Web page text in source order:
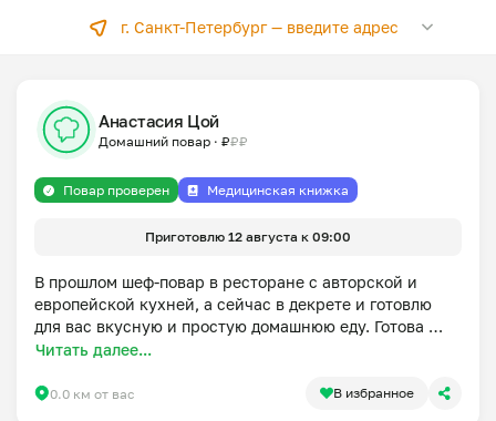
г. Санкт-Петербург —введите адрес
Анастасия Цой
Домашний повар · ₽₽₽
Повар проверен Медицинская книжка
Приготовлю 12 августа к 09:00
В прошлом шеф-повар в ресторане с авторской и
европейской кухней, а сейчас в декрете и готовлю
для вас вкусную и простую домашнюю еду. Готова
учесть Ваши пожелания: изменить ингридиенты,
полезным и менее калорийным.
Читать далее...
0.0 км от вас В избранное